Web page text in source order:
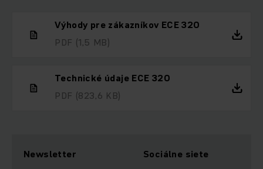
Výhody pre zákazníkov ECE 320
PDF (1,5 MB)
Technické údaje ECE 320
PDF (823,6 KB)
Newsletter Sociálne siete